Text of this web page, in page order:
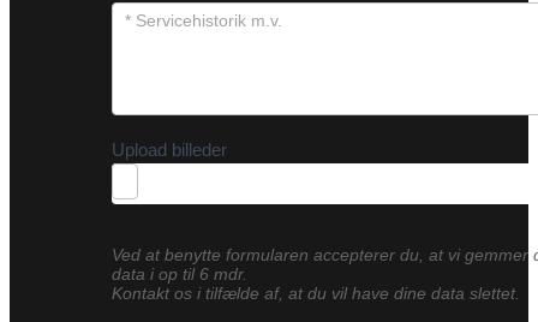
Upload billeder
Ved at benytte formularen accepterer du, at vi gemmer
data i op til 6 mdr.
Kontakt os i tilfælde af, at du vil have dine data slettet.